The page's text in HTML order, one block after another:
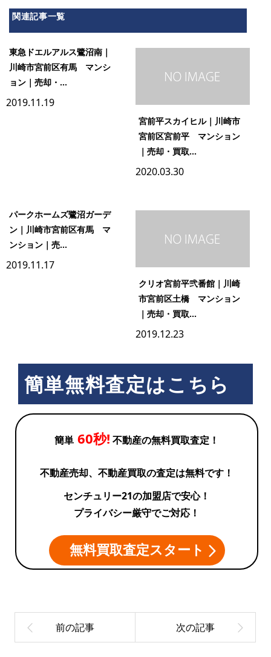
関連記事一覧
東急ドエルアルス鷺沼南｜
川崎市宮前区有馬 マンシ
ョン｜売却・...
2019.11.19
宮前平スカイヒル｜川崎市
宮前区宮前平 マンション
｜売却・買取...
2020.03.30
パークホームズ鷺沼ガーデ
ン｜川崎市宮前区有馬 マ
ンション｜売...
2019.11.17
クリオ宮前平弐番館｜川崎
市宮前区土橋 マンション
｜売却・買取...
2019.12.23
簡単無料査定はこちら
簡単 60秒! 不動産の無料買取査定！
不動産売却、不動産買取の査定は無料です！
センチュリー21の加盟店で安心！
プライバシー厳守でご対応！
無料買取査定スタート